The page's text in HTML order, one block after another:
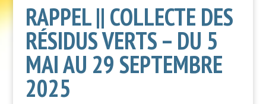
RAPPEL || COLLECTE DES
RÉSIDUS VERTS – DU 5
MAI AU 29 SEPTEMBRE
2025